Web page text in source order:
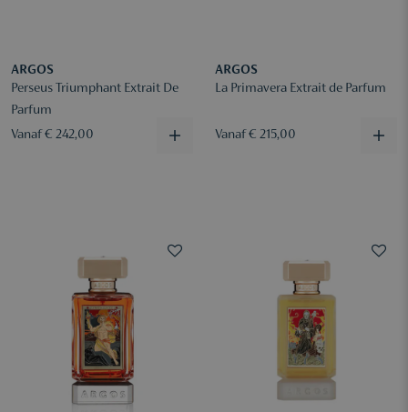
ARGOS
Perseus Triumphant Extrait De
Parfum
Vanaf € 242,00
ARGOS
La Primavera Extrait de Parfum
Vanaf € 215,00